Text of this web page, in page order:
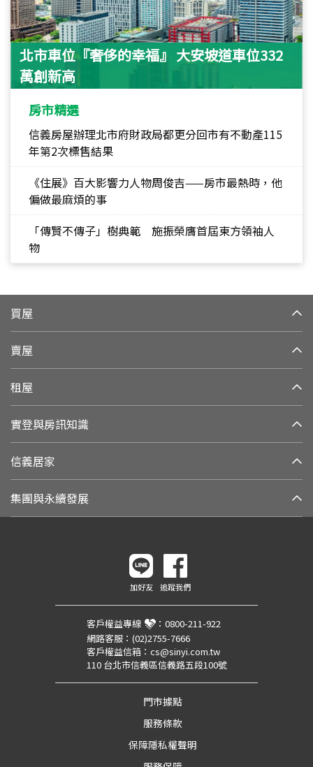
北市車位『奢侈的幸福』 大安坡道車位332
萬創新高
房市精選
信義房屋辦理北市府財政局都更分回市有不動產115
年第2次標售結果
《住展》百大影響力人物周俊吉——房市最熱時，他
偏做最麻煩的事
「傳賢不傳子」樹典範 施振榮膺首屆東方領袖人
物
買屋
賣屋
租屋
實登與房訊知識
信義居家
集團與永續發展
加好友 追蹤我們
客戶權益專線 ： 0800-211-922
網路客服： (02)2755-7666
客戶權益信箱： cs@sinyi.com.tw
110 台北市信義區信義路五段100號
門市據點
服務條款
保障隱私權聲明